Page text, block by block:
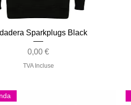
Aperçu rapide
Sparkplugs Black
Prix
0,00 €
TVA Incluse